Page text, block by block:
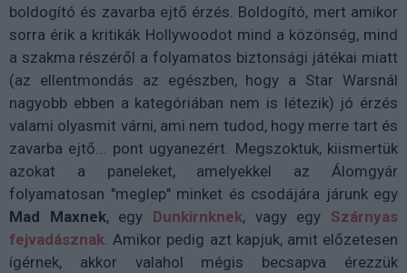
boldogító és zavarba ejtő érzés. Boldogító, mert amikor
sorra érik a kritikák Hollywoodot mind a közönség, mind
a szakma részéről a folyamatos biztonsági játékai miatt
(az ellentmondás az egészben, hogy a Star Warsnál
nagyobb ebben a kategóriában nem is létezik) jó érzés
valami olyasmit várni, ami nem tudod, hogy merre tart és
zavarba ejtő... pont ugyanezért. Megszoktuk, kiismertük
azokat a paneleket, amelyekkel az Álomgyár
folyamatosan "meglep" minket és csodájára járunk egy
Mad Maxnek, egy Dunkirnknek, vagy egy Szárnyas
fejvadásznak. Amikor pedig azt kapjuk, amit előzetesen
ígérnek, akkor valahol mégis becsapva érezzük